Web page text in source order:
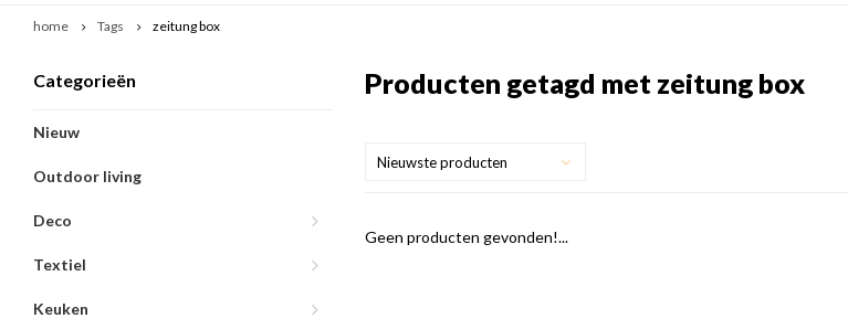
home Tags zeitung box
Categorieën
Nieuw
Outdoor living
Deco
Textiel
Keuken
Producten getagd met zeitung box
Nieuwste producten
Geen producten gevonden!...